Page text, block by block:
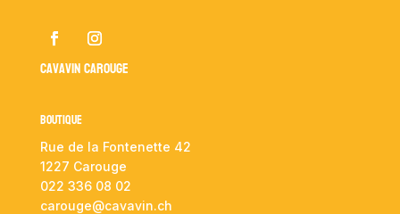
Cavavin Carouge
Boutique
Rue de la Fontenette 42
1227 Carouge
022 336 08 02
carouge@cavavin.ch